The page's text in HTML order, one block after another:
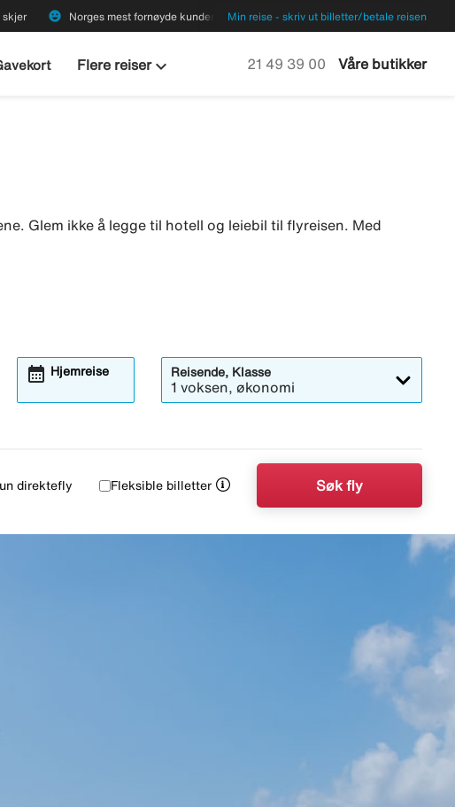
skjer emoji_emotions Norges mest fornøyde kunder Min reise - skriv ut billetter/betale reisen
Flere reiserkeyboard_arrow_down Ring oss på
21 49 39 00 Våre butikker
Glem ikke å legge til hotell og leiebil til flyreisen. Med
Hjemreise
calendar_month Reisende, Klasse
1 voksen, økonomi
direktefly Fleksible billetter Søk fly